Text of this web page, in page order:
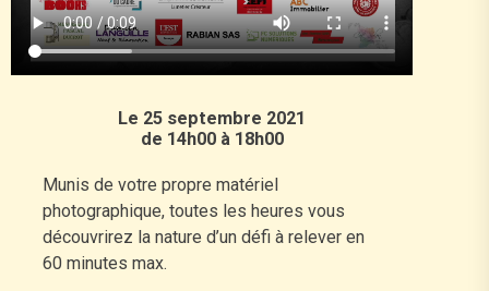
Le 25 septembre 2021
de 14h00 à 18h00
Munis de votre propre matériel
photographique, toutes les heures vous
découvrirez la nature d’un défi à relever en
60 minutes max.